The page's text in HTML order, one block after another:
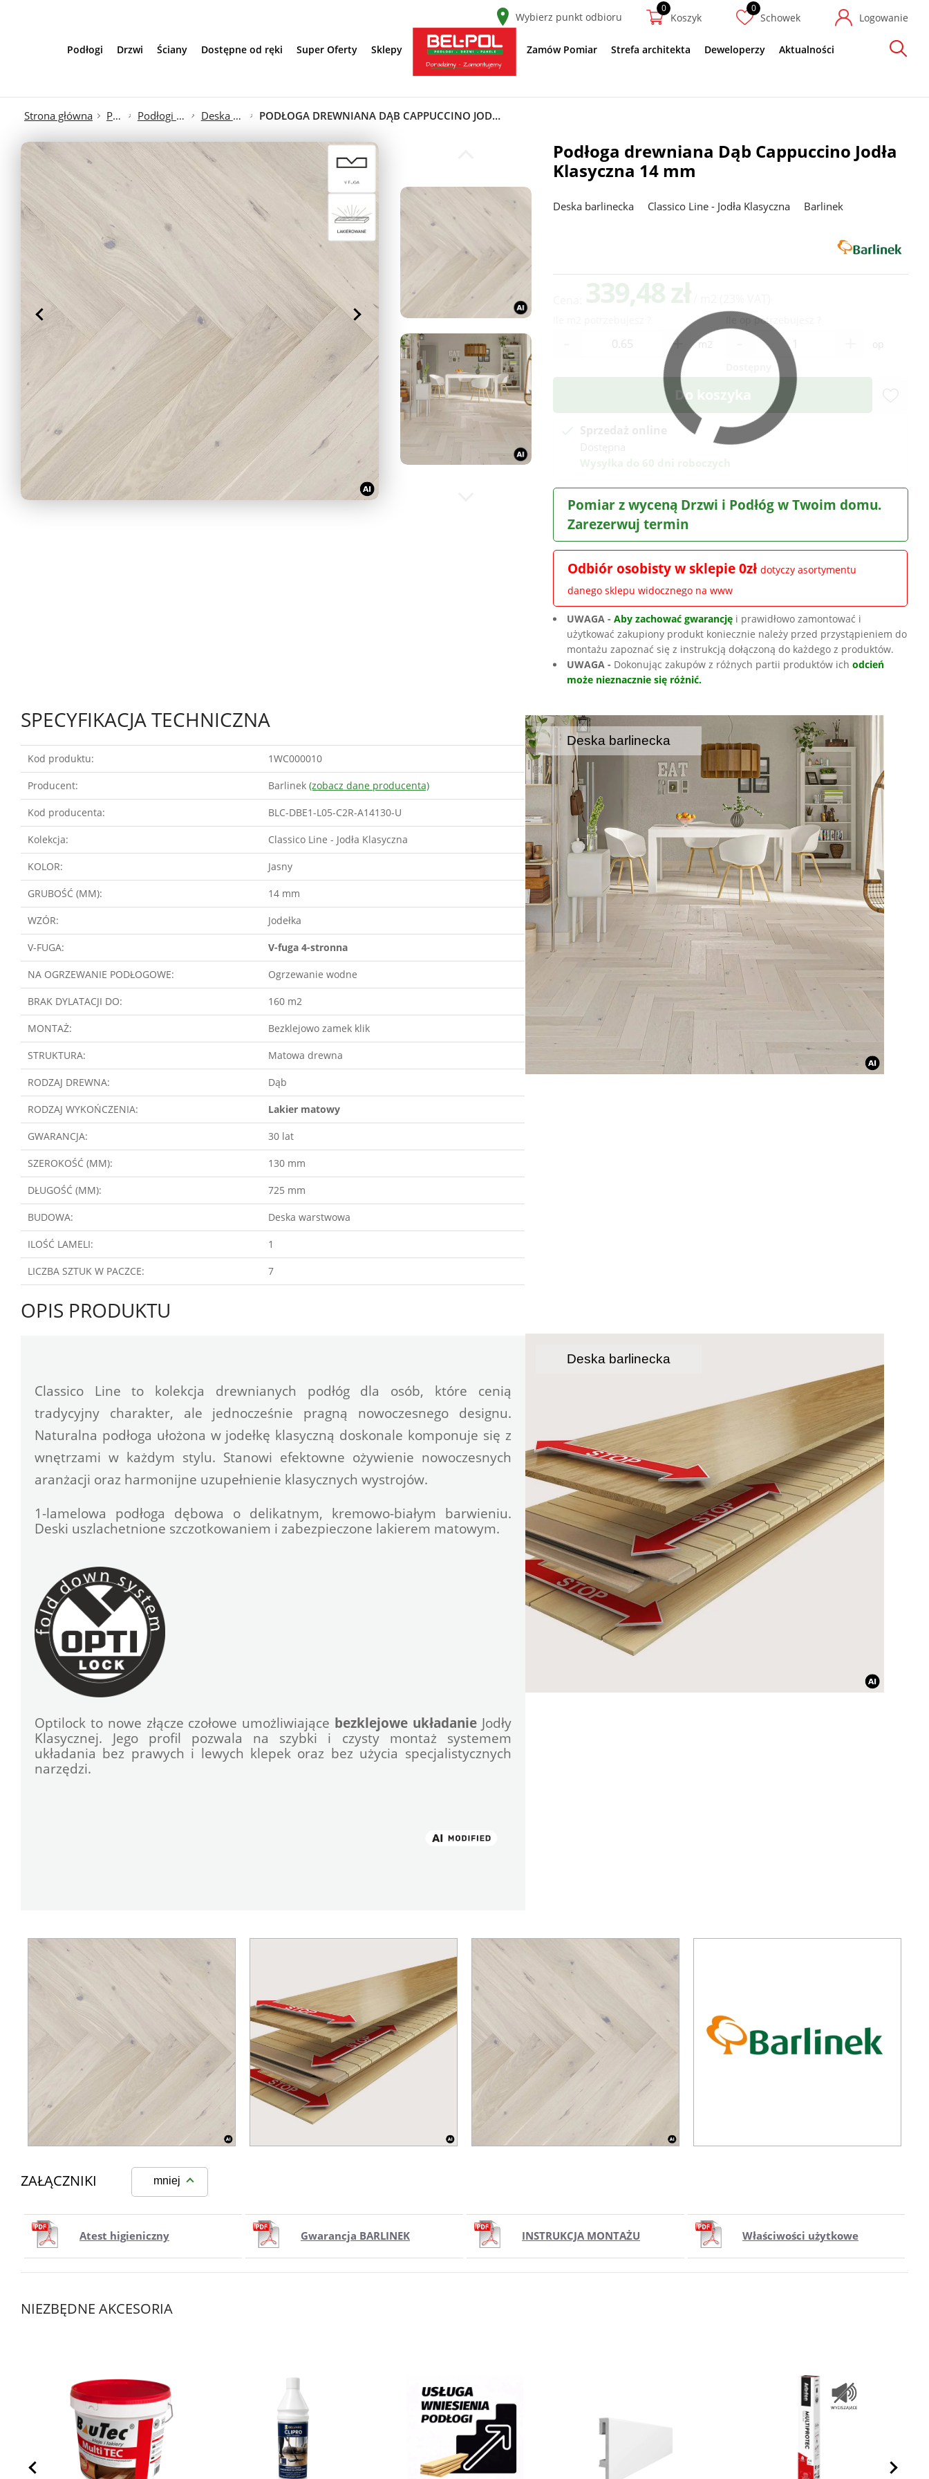
Wybierz punkt odbioru Koszyk Schowek Logowanie
Podłogi Drzwi Ściany Dostępne od ręki Super Oferty Sklepy Zamów Pomiar Strefa architekta Deweloperzy Aktualności
Szukaj
Strona główna Podłogi Podłogi Drewniane Deska Barlinecka PODŁOGA DREWNIANA DĄB CAPPUCCINO JODŁA KLASYCZNA 14 MM, 1WC000010
Podłoga drewniana Dąb Cappuccino Jodła
Klasyczna 14 mm
Deska barlinecka Classico Line - Jodła Klasyczna Barlinek
+ m2
Ile op potrzebujesz ?
op
Do koszyka
Pomiar z wyceną Drzwi i Podłóg w Twoim domu.
Zarezerwuj termin
Odbiór osobisty w sklepie 0złdotyczy asortymentu
danego sklepu widocznego na www
UWAGA -Aby zachować gwarancję i prawidłowo zamontować i
użytkować zakupiony produkt koniecznie należy przed przystąpieniem do
montażu zapoznać się z instrukcją dołączoną do każdego z produktów.
UWAGA - Dokonując zakupów z różnych partii produktów ichodcień
może nieznacznie się różnić.
SPECYFIKACJA TECHNICZNA
Kod produktu: 1WC000010
Producent: Barlinek (zobacz dane producenta)
Kod producenta: BLC-DBE1-L05-C2R-A14130-U
Kolekcja: Classico Line - Jodła Klasyczna
KOLOR: Jasny
GRUBOŚĆ (MM): 14 mm
WZÓR: Jodełka
V-FUGA: V-fuga 4-stronna
NA OGRZEWANIE PODŁOGOWE: Ogrzewanie wodne
BRAK DYLATACJI DO: 160 m2
MONTAŻ: Bezklejowo zamek klik
STRUKTURA: Matowa drewna
RODZAJ DREWNA: Dąb
RODZAJ WYKOŃCZENIA: Lakier matowy
GWARANCJA: 30 lat
SZEROKOŚĆ (MM): 130 mm
DŁUGOŚĆ (MM): 725 mm
BUDOWA: Deska warstwowa
ILOŚĆ LAMELI: 1
LICZBA SZTUK W PACZCE: 7
Deska barlinecka
OPIS PRODUKTU
Classico Line to kolekcja drewnianych podłóg dla osób, które cenią
tradycyjny charakter, ale jednocześnie pragną nowoczesnego designu.
Naturalna podłoga ułożona w jodełkę klasyczną doskonale komponuje się z
wnętrzami w każdym stylu. Stanowi efektowne ożywienie nowoczesnych
aranżacji oraz harmonijne uzupełnienie klasycznych wystrojów.
1-lamelowa podłoga dębowa o delikatnym, kremowo-białym barwieniu.
Deski uszlachetnione szczotkowaniem i zabezpieczone lakierem matowym.
Optilock to nowe złącze czołowe umożliwiające bezklejowe układanie Jodły
Klasycznej. Jego profil pozwala na szybki i czysty montaż systemem
układania bez prawych i lewych klepek oraz bez użycia specjalistycznych
narzędzi.
Deska barlinecka
ZAŁĄCZNIKI mniej
Atest higieniczny Gwarancja BARLINEK INSTRUKCJA MONTAŻU Właściwości użytkowe
NIEZBĘDNE AKCESORIA